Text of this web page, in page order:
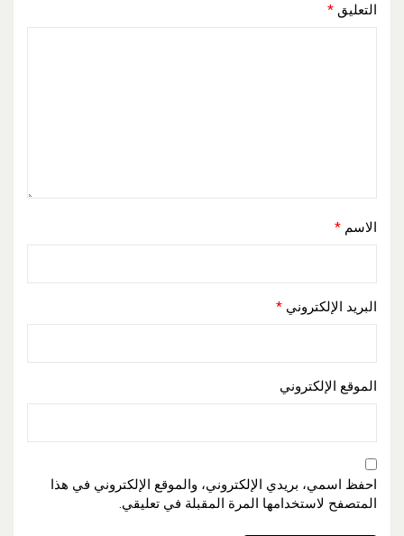
التعليق *
الاسم *
البريد الإلكتروني *
الموقع الإلكتروني
احفظ اسمي، بريدي الإلكتروني، والموقع الإلكتروني في هذا
المتصفح لاستخدامها المرة المقبلة في تعليقي.